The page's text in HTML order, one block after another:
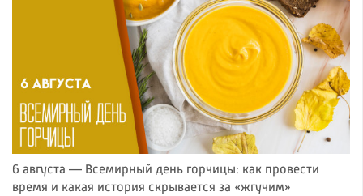
6 августа — Всемирный день горчицы: как провести
время и какая история скрывается за «жгучим»